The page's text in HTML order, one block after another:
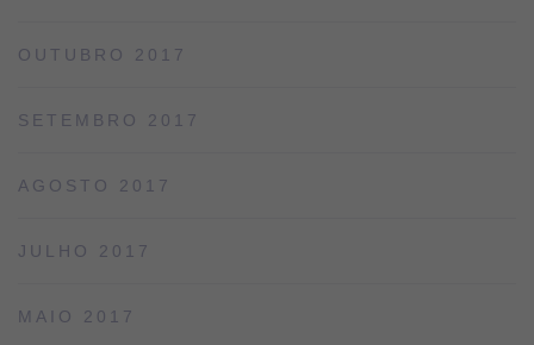
OUTUBRO 2017
SETEMBRO 2017
AGOSTO 2017
JULHO 2017
MAIO 2017